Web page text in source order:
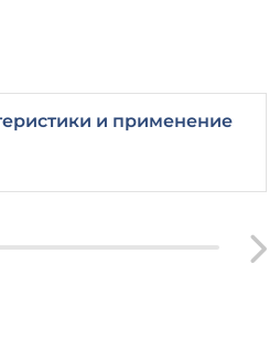
и применение